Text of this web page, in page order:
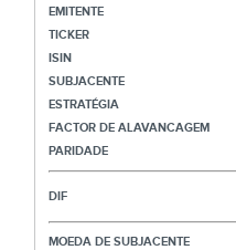
EMITENTE
TICKER
ISIN
SUBJACENTE
ESTRATÉGIA
FACTOR DE ALAVANCAGEM
PARIDADE
DIF
MOEDA DE SUBJACENTE